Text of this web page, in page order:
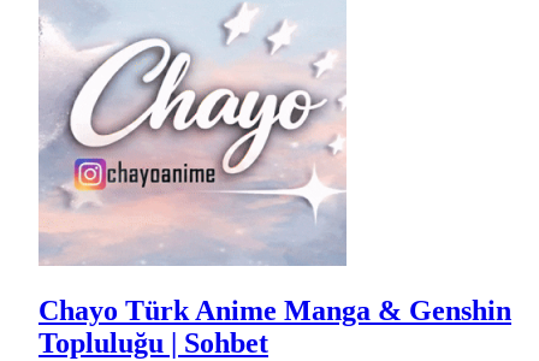
Chayo Türk Anime Manga & Genshin
Topluluğu | Sohbet